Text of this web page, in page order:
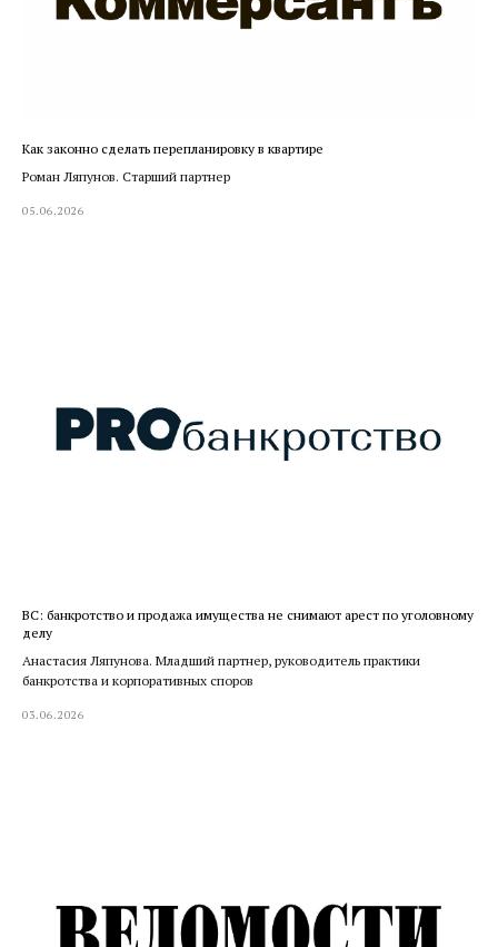
Как законно сделать перепланировку в квартире
Роман Ляпунов. Старший партнер
05.06.2026
ВС: банкротство и продажа имущества не снимают арест по уголовному
делу
Анастасия Ляпунова. Младший партнер, руководитель практики
банкротства и корпоративных споров
03.06.2026